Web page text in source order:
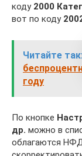
коду 2000
вот по коду
Читайте
году
По кнопке
др. можно в
облагаются